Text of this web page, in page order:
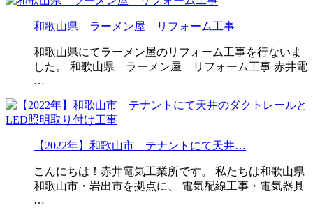
和歌山県 ラーメン屋 リフォーム工事
和歌山県にてラーメン屋のリフォーム工事を行ないま
した。 和歌山県 ラーメン屋 リフォーム工事 赤井電
…
【2022年】和歌山市 テナントにて天井…
こんにちは！赤井電気工業所です。 私たちは和歌山県
和歌山市・岩出市を拠点に、 電気配線工事・電気器具
…